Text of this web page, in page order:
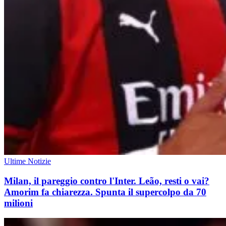
Ultime Notizie
Milan, il pareggio contro l'Inter. Leão, resti o vai?
Amorim fa chiarezza. Spunta il supercolpo da 70
milioni